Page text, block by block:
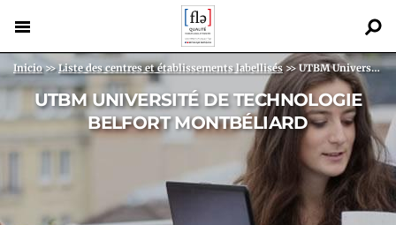
contenido
principal
Sobrescribir enlaces de ayuda a la navegación
Inicio >> Liste des centres et établissements labellisés >> UTBM Université de technologie Belfort Montbéliard...
Back
to
UTBM UNIVERSITÉ DE TECHNOLOGIE
BELFORT MONTBÉLIARD